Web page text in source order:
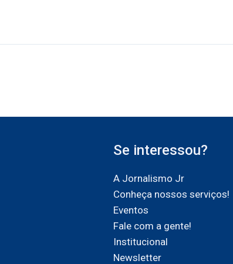
Se interessou?
A Jornalismo Jr
Conheça nossos serviços!
Eventos
Fale com a gente!
Institucional
Newsletter